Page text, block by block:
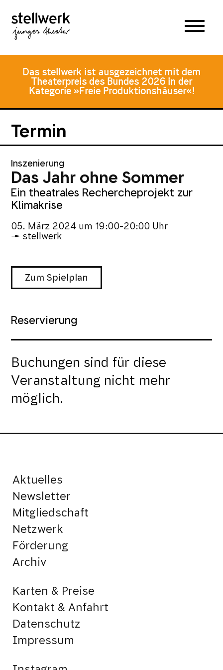
Hauptmenü
Inhalt
springen
Fusszeile
springen
Das stellwerk ist ausgezeichnet mit dem
Theaterpreis des Bundes 2026 in der
Kategorie »Freie Produktionshäuser«!
Termin
Inszenierung
Das Jahr ohne Sommer
Ein theatrales Rechercheprojekt zur
Klimakrise
05. März 2024 um 19:00-20:00 Uhr
stellwerk
Zum Spielplan
Reservierung
Buchungen sind für diese
Veranstaltung nicht mehr
möglich.
Aktuelles
Newsletter
Mitgliedschaft
Netzwerk
Förderung
Archiv
Karten & Preise
Kontakt & Anfahrt
Datenschutz
Impressum